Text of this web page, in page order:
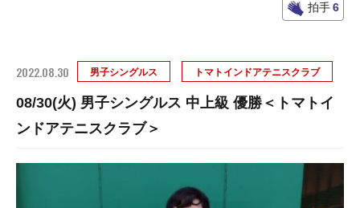
拍手6
2022.08.30 男子シングルス トマトインドアテニスクラブ
08/30(火) 男子シングルス 中上級 優勝＜トマトイ
ンドアテニスクラブ＞